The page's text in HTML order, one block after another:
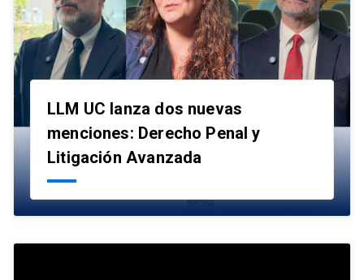
LLM UC lanza dos nuevas
menciones: Derecho Penal y
Litigación Avanzada